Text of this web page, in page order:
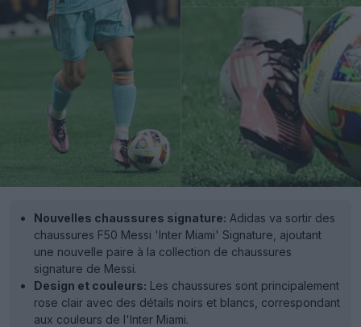
Nouvelles chaussures signature: Adidas va sortir des
chaussures F50 Messi 'Inter Miami' Signature, ajoutant
une nouvelle paire à la collection de chaussures
signature de Messi.
Design et couleurs: Les chaussures sont principalement
rose clair avec des détails noirs et blancs, correspondant
aux couleurs de l'Inter Miami.